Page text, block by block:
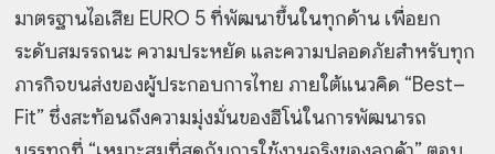
มาตรฐานไอเสีย EURO 5 ที่พัฒนาขึ้นในทุกด้าน เพื่อยก
ระดับสมรรถนะ ความประหยัด และความปลอดภัยสำหรับทุก
ภารกิจขนส่งของผู้ประกอบการไทย ภายใต้แนวคิด “Best–
Fit” ซึ่งสะท้อนถึงความมุ่งมั่นของฮีโน่ในการพัฒนารถ